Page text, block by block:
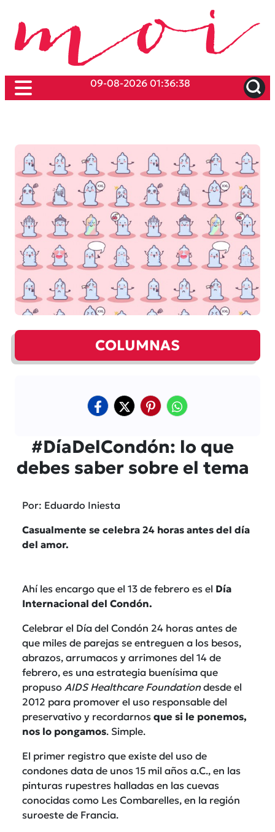
09-08-2026 01:36:38
COLUMNAS
#DíaDelCondón: lo que
debes saber sobre el tema
Por: Eduardo Iniesta
Casualmente se celebra 24 horas antes del día
del amor.
Ahí les encargo que el 13 de febrero es el Día
Internacional del Condón.
Celebrar el Día del Condón 24 horas antes de
que miles de parejas se entreguen a los besos,
abrazos, arrumacos y arrimones del 14 de
febrero, es una estrategia buenísima que
propuso AIDS Healthcare Foundationdesde el
2012 para promover el uso responsable del
preservativo y recordarnos que si le ponemos,
nos lo pongamos. Simple.
El primer registro que existe del uso de
condones data de unos 15 mil años a.C., en las
pinturas rupestres halladas en las cuevas
conocidas como Les Combarelles, en la región
suroeste de Francia.